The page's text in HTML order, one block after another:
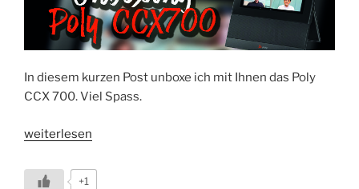
In diesem kurzen Post unboxe ich mit Ihnen das Poly
CCX 700. Viel Spass.
„Unboxing
CCX700“
weiterlesen
+1